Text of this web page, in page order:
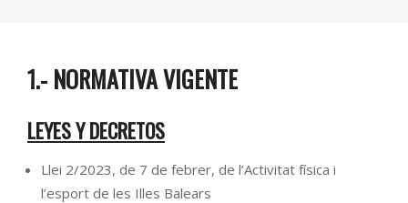
1.- NORMATIVA VIGENTE
LEYES Y DECRETOS
Llei 2/2023, de 7 de febrer, de l’Activitat física i
l’esport de les Illes Balears